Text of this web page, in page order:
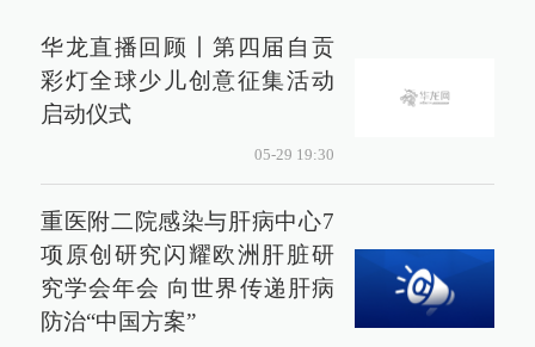
华龙直播回顾丨第四届自贡
彩灯全球少儿创意征集活动
启动仪式
05-29 19:30
重医附二院感染与肝病中心7
项原创研究闪耀欧洲肝脏研
究学会年会 向世界传递肝病
防治“中国方案”